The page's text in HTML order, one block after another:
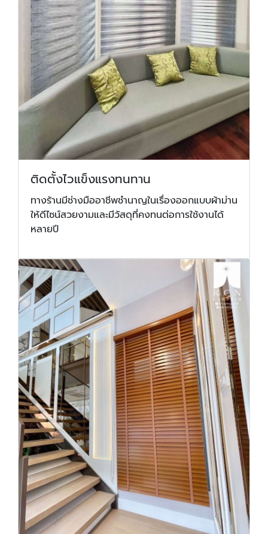
ติดตั้งไวแข็งแรงทนทาน
ทางร้านมีช่างมืออาชีพชำนาญในเรื่องออกแบบผ้าม่าน
ให้ดีไซน์สวยงามและมีวัสดุที่คงทนต่อการใช้งานได้
หลายปี